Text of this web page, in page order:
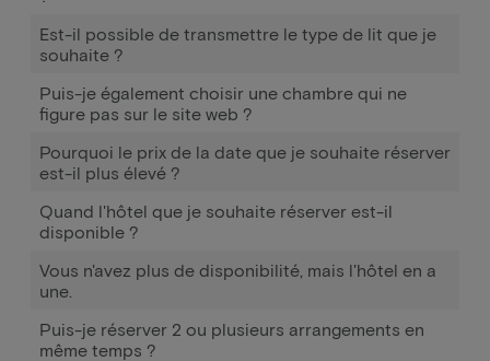
Est-il possible de transmettre le type de lit que je
souhaite ?
Puis-je également choisir une chambre qui ne
figure pas sur le site web ?
Pourquoi le prix de la date que je souhaite réserver
est-il plus élevé ?
Quand l'hôtel que je souhaite réserver est-il
disponible ?
Vous n'avez plus de disponibilité, mais l'hôtel en a
une.
Puis-je réserver 2 ou plusieurs arrangements en
même temps ?